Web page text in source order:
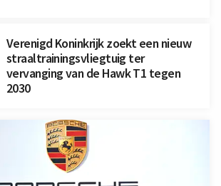
Verenigd Koninkrijk zoekt een nieuw
straaltrainingsvliegtuig ter
vervanging van de Hawk T1 tegen
2030